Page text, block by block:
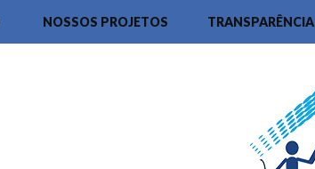
NOSSOS PROJETOS TRANSPARÊNCIA